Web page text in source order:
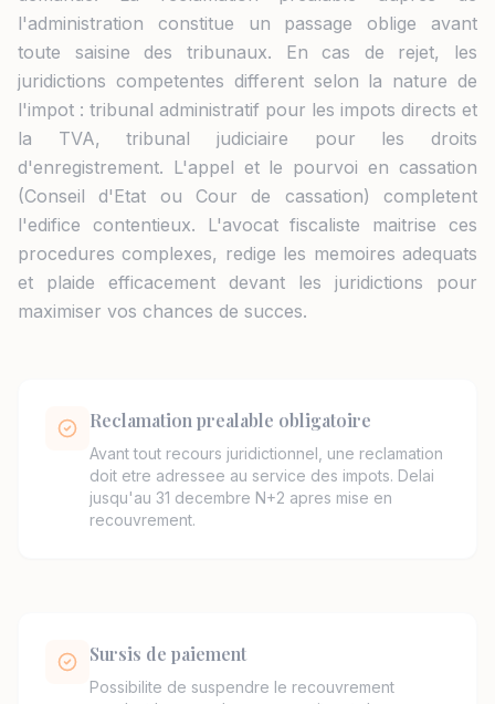
l'administration constitue un passage oblige avant
toute saisine des tribunaux. En cas de rejet, les
juridictions competentes different selon la nature de
l'impot : tribunal administratif pour les impots directs et
la TVA, tribunal judiciaire pour les droits
d'enregistrement. L'appel et le pourvoi en cassation
(Conseil d'Etat ou Cour de cassation) completent
l'edifice contentieux. L'avocat fiscaliste maitrise ces
procedures complexes, redige les memoires adequats
et plaide efficacement devant les juridictions pour
maximiser vos chances de succes.
Reclamation prealable obligatoire
Avant tout recours juridictionnel, une reclamation
doit etre adressee au service des impots. Delai
jusqu'au 31 decembre N+2 apres mise en
recouvrement.
Sursis de paiement
Possibilite de suspendre le recouvrement